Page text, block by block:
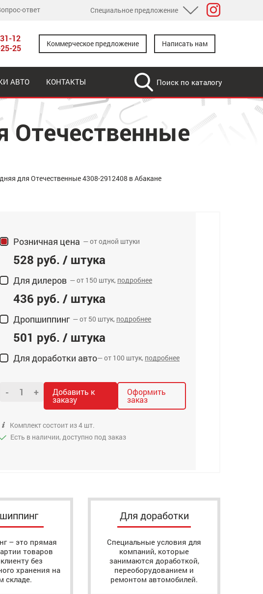
ответ Специальное предложение
Розничный каталог
Дилерам
Дропшипинг
Для доработки
12
25 Коммерческое предложение Написать нам
АВТО КОНТАКТЫ
Отечественные
для Отечественные 4308-2912408 в Абакане
Розничная цена — от одной штуки
528 руб. / штука
Для дилеров — от 150 штук, подробнее
436 руб. / штука
Дропшиппинг— от 50 штук, подробнее
501 руб. / штука
Для доработки авто— от 100 штук, подробнее
- + Добавить к
заказу
Оформить
заказ
Комплект состоит из 4 шт.
Есть в наличии, доступно под заказ
– это прямая
товаров
без
хранения на
складе.
Для доработки
Специальные условия для
компаний, которые
занимаются доработкой,
переоборудованием и
ремонтом автомобилей.